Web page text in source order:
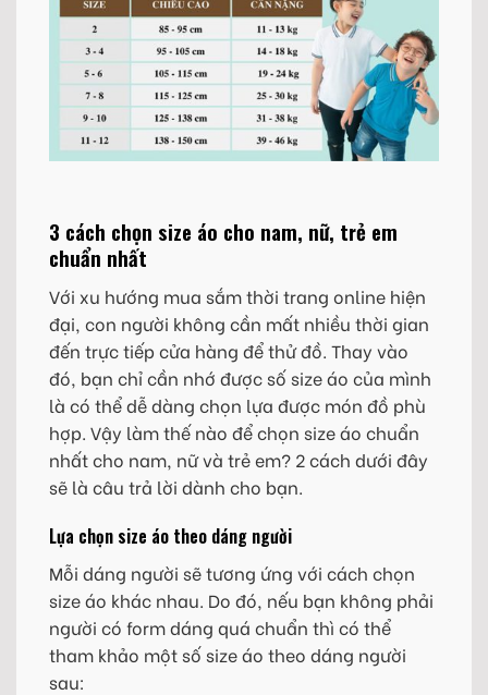
3 cách chọn size áo cho nam, nữ, trẻ em
chuẩn nhất
Với xu hướng mua sắm thời trang online hiện
đại, con người không cần mất nhiều thời gian
đến trực tiếp cửa hàng để thử đồ. Thay vào
đó, bạn chỉ cần nhớ được số size áo của mình
là có thể dễ dàng chọn lựa được món đồ phù
hợp. Vậy làm thế nào để chọn size áo chuẩn
nhất cho nam, nữ và trẻ em? 2 cách dưới đây
sẽ là câu trả lời dành cho bạn.
Lựa chọn size áo theo dáng người
Mỗi dáng người sẽ tương ứng với cách chọn
size áo khác nhau. Do đó, nếu bạn không phải
người có form dáng quá chuẩn thì có thể
tham khảo một số size áo theo dáng người
sau: